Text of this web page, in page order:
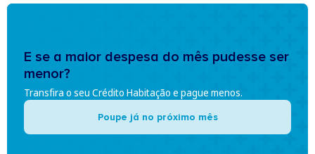
E se a maior despesa do mês pudesse ser
menor?
Transfira o seu Crédito Habitação e pague menos.
Poupe já no próximo mês